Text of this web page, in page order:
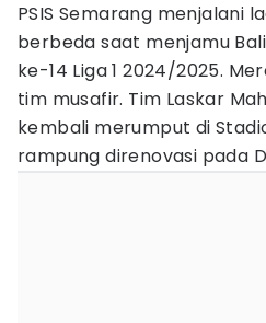
PSIS Semarang menjalani
berbeda saat menjamu
ke-14 Liga 1 2024/2025.
tim musafir. Tim Laskar
kembali merumput di
rampung direnovasi pada